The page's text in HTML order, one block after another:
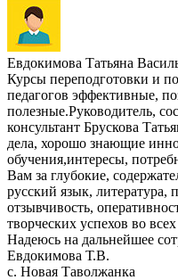
Евдокимова Татьяна
Курсы переподготовки и
педагогов эффективные,
полезные.Руководитель,
консультант Брускова
дела, хорошо знающие
обучения,интересы,
Вам за глубокие,
русский язык, литература,
отзывчивость,
творческих успехов во
Надеюсь на дальнейшее
Евдокимова Т.В.
с. Новая Таволжанка